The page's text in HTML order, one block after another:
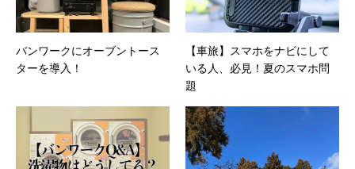
バンワークにオーブントース
ターを導入！
【車旅】スマホをナビにして
いる人、必見！夏のスマホ問
題